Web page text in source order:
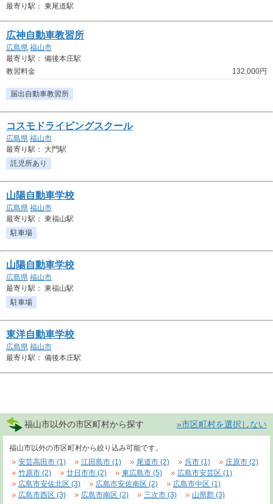
最寄り駅： 東尾道駅
広神自動車教習所
広島県 福山市
最寄り駅： 備後本庄駅
教習料金
132,000円
届出自動車教習所
コスモドライビングスクール
広島県 福山市
最寄り駅： 大門駅
託児所あり
山陽自動車学校
広島県 福山市
最寄り駅： 東福山駅
駐車場
山陽自動車学校
広島県 福山市
最寄り駅： 東福山駅
駐車場
東洋自動車学校
広島県 福山市
最寄り駅： 備後本庄駅
福山市以外の市区町村から探す »市区町村を選択しない
福山市以外の市区町村から絞り込み可能です。
安芸高田市 (1)
江田島市 (1) 尾道市 (2) 呉市 (1)
庄原市 (2)
竹原市 (2)
廿日市市 (2) 東広島市 (5)
広島市安芸区 (1)
広島市安佐北区 (3)
広島市安佐南区 (2)
広島市中区 (1)
広島市西区 (3)
広島市南区 (2) 三次市 (3) 山県郡 (3)